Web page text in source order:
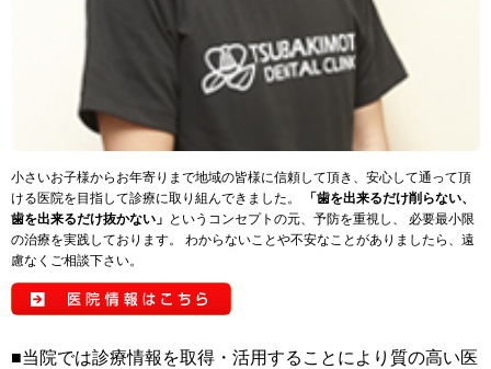
小さいお子様からお年寄りまで地域の皆様に信頼して頂き、安心して通って頂
ける医院を目指して診療に取り組んできました。
「歯を出来るだけ削らない、
歯を出来るだけ抜かない」 というコンセプトの元、予防を重視し、 必要最小限
の治療を実践しております。 わからないことや不安なことがありましたら、遠
慮なくご相談下さい。
■当院では診療情報を取得・活用することにより質の高い医